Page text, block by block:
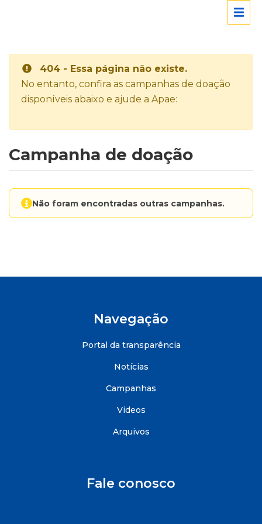
404 - Essa página não existe.
No entanto, confira as campanhas de doação
disponíveis abaixo e ajude a Apae:
Campanha de doação
Não foram encontradas outras campanhas.
Navegação
Portal da transparência
Notícias
Campanhas
Videos
Arquivos
Fale conosco